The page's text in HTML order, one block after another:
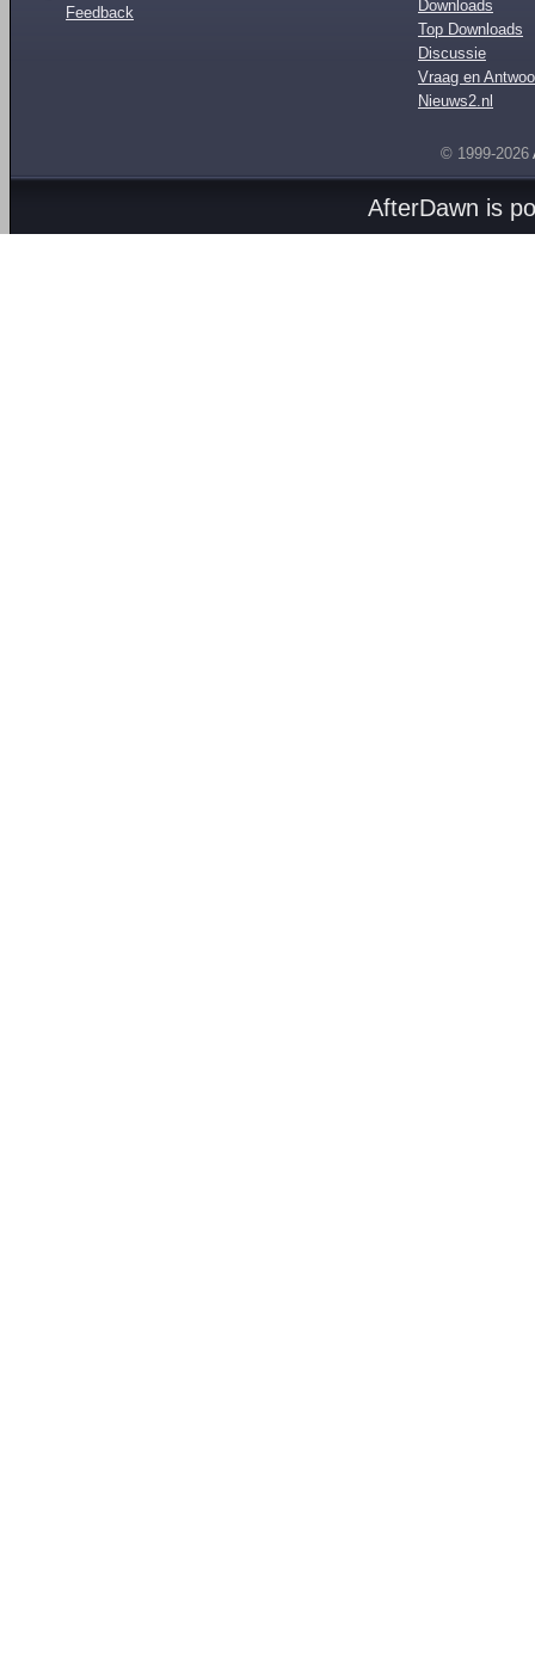
Feedback
Downloads
Top Downloads
Discussie
Vraag en
Nieuws2.nl
© 1999-2026
AfterDawn is